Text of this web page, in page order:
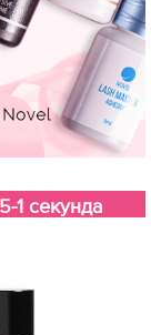
1 секунда